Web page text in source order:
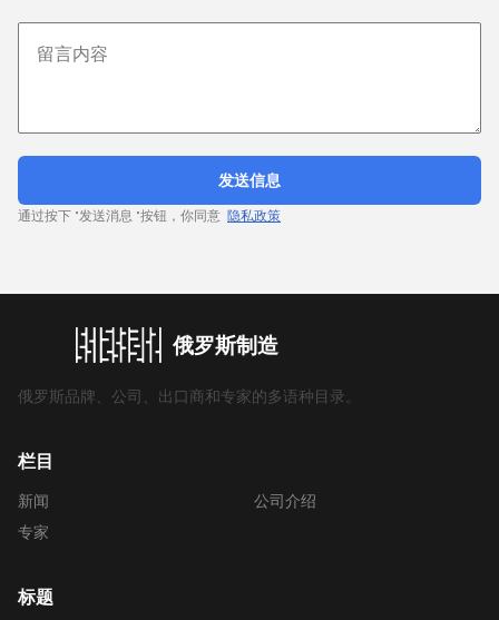
发送信息
通过按下 "发送消息 "按钮，你同意 隐私政策
俄罗斯制造
俄罗斯品牌、公司、出口商和专家的多语种目录。
栏目
新闻
公司介绍
专家
标题